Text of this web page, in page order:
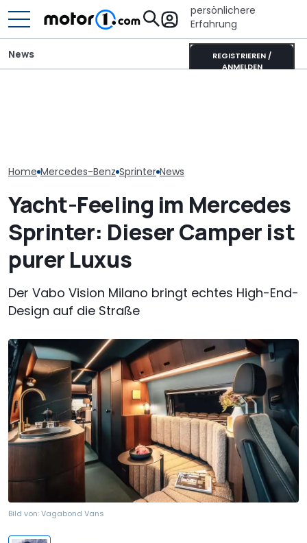
persönlichere
Erfahrung
REGISTRIEREN /
ANMELDEN
News
Home Mercedes-Benz Sprinter News
Yacht-Feeling im Mercedes
Sprinter: Dieser Camper ist
purer Luxus
Der Vabo Vision Milano bringt echtes High-End-
Design auf die Straße
Bild von:Vagabond Vans